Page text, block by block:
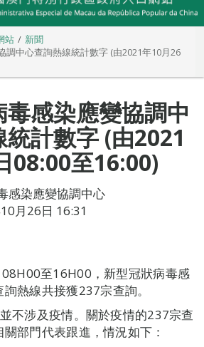
站
新聞
調中心查詢熱線統計數字 (由2021年10月26
感染應變協調中
計數字 (由2021
08:00至16:00)
感染應變協調中心
月26日 16:31
至16H00，新型冠狀病毒感
熱線共接獲237宗查詢。
不涉及疫情。關於疫情的237宗查
部門代表跟進，情況如下：